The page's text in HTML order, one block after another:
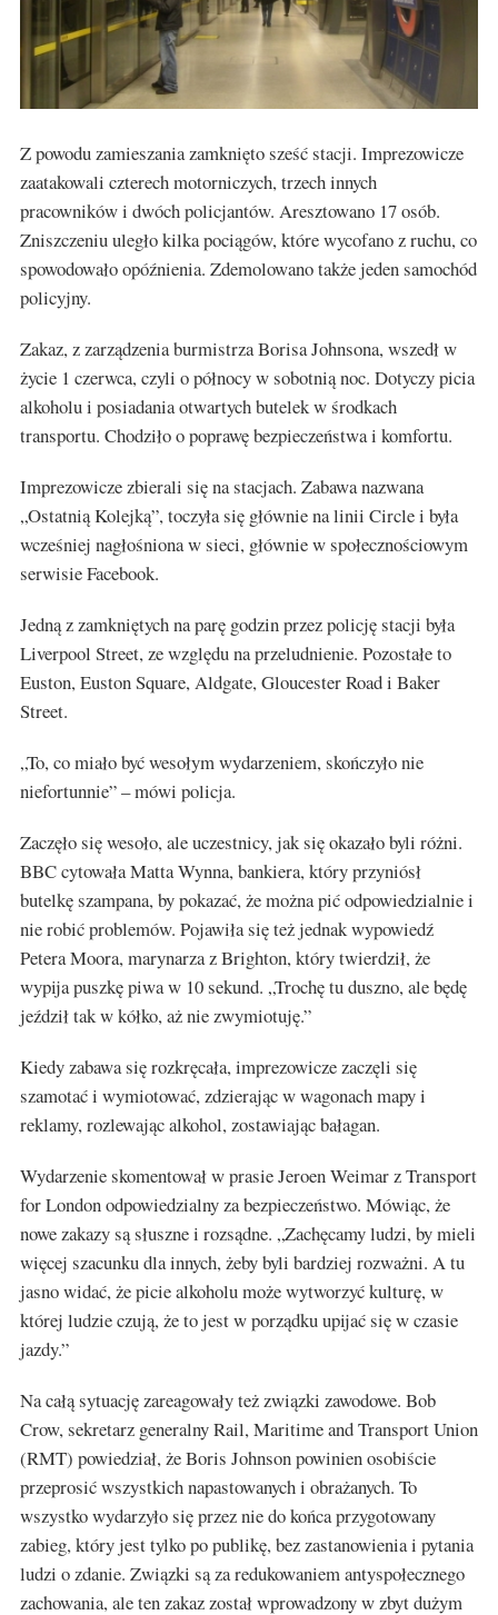
Z powodu zamieszania zamknięto sześć stacji. Imprezowicze
zaatakowali czterech motorniczych, trzech innych
pracowników i dwóch policjantów. Aresztowano 17 osób.
Zniszczeniu uległo kilka pociągów, które wycofano z ruchu, co
spowodowało opóźnienia. Zdemolowano także jeden samochód
policyjny.
Zakaz, z zarządzenia burmistrza Borisa Johnsona, wszedł w
życie 1 czerwca, czyli o północy w sobotnią noc. Dotyczy picia
alkoholu i posiadania otwartych butelek w środkach
transportu. Chodziło o poprawę bezpieczeństwa i komfortu.
Imprezowicze zbierali się na stacjach. Zabawa nazwana
„Ostatnią Kolejką”, toczyła się głównie na linii Circle i była
wcześniej nagłośniona w sieci, głównie w społecznościowym
serwisie Facebook.
Jedną z zamkniętych na parę godzin przez policję stacji była
Liverpool Street, ze względu na przeludnienie. Pozostałe to
Euston, Euston Square, Aldgate, Gloucester Road i Baker
Street.
„To, co miało być wesołym wydarzeniem, skończyło nie
niefortunnie” – mówi policja.
Zaczęło się wesoło, ale uczestnicy, jak się okazało byli różni.
BBC cytowała Matta Wynna, bankiera, który przyniósł
butelkę szampana, by pokazać, że można pić odpowiedzialnie i
nie robić problemów. Pojawiła się też jednak wypowiedź
Petera Moora, marynarza z Brighton, który twierdził, że
wypija puszkę piwa w 10 sekund. „Trochę tu duszno, ale będę
jeździł tak w kółko, aż nie zwymiotuję.”
Kiedy zabawa się rozkręcała, imprezowicze zaczęli się
szamotać i wymiotować, zdzierając w wagonach mapy i
reklamy, rozlewając alkohol, zostawiając bałagan.
Wydarzenie skomentował w prasie Jeroen Weimar z Transport
for London odpowiedzialny za bezpieczeństwo. Mówiąc, że
nowe zakazy są słuszne i rozsądne. „Zachęcamy ludzi, by mieli
więcej szacunku dla innych, żeby byli bardziej rozważni. A tu
jasno widać, że picie alkoholu może wytworzyć kulturę, w
której ludzie czują, że to jest w porządku upijać się w czasie
jazdy.”
Na całą sytuację zareagowały też związki zawodowe. Bob
Crow, sekretarz generalny Rail, Maritime and Transport Union
(RMT) powiedział, że Boris Johnson powinien osobiście
przeprosić wszystkich napastowanych i obrażanych. To
wszystko wydarzyło się przez nie do końca przygotowany
zabieg, który jest tylko po publikę, bez zastanowienia i pytania
ludzi o zdanie. Związki są za redukowaniem antyspołecznego
zachowania, ale ten zakaz został wprowadzony w zbyt dużym